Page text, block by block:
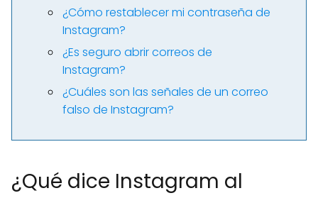
¿Cómo restablecer mi contraseña de
Instagram?
¿Es seguro abrir correos de
Instagram?
¿Cuáles son las señales de un correo
falso de Instagram?
¿Qué dice Instagram al